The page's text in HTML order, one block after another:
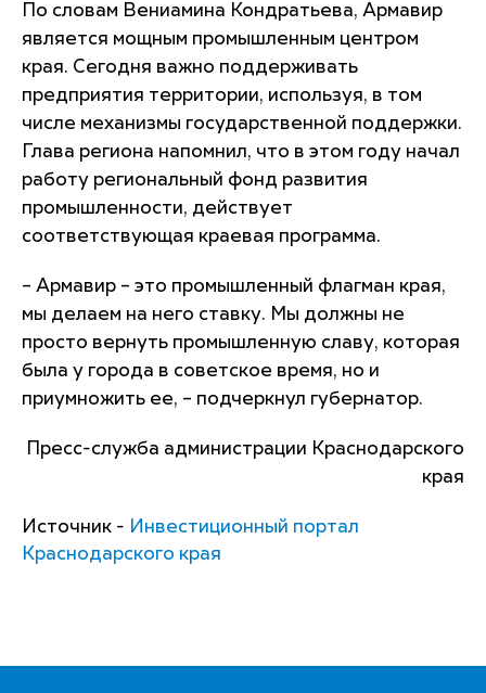
По словам Вениамина Кондратьева, Армавир
является мощным промышленным центром
края. Сегодня важно поддерживать
предприятия территории, используя, в том
числе механизмы государственной поддержки.
Глава региона напомнил, что в этом году начал
работу региональный фонд развития
промышленности, действует
соответствующая краевая программа.
– Армавир – это промышленный флагман края,
мы делаем на него ставку. Мы должны не
просто вернуть промышленную славу, которая
была у города в советское время, но и
приумножить ее, – подчеркнул губернатор.
Пресс-служба администрации Краснодарского
края
Источник - Инвестиционный портал
Краснодарского края